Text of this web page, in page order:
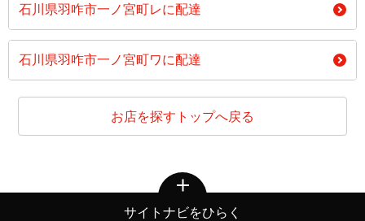
石川県羽咋市一ノ宮町レに配達
石川県羽咋市一ノ宮町ワに配達
お店を探すトップへ戻る
サイトナビをひらく